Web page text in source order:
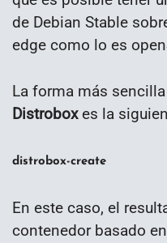
de Debian Stable
edge como lo es
La forma más
Distroboxes la
distrobox-create
En este caso, el
contenedor basado